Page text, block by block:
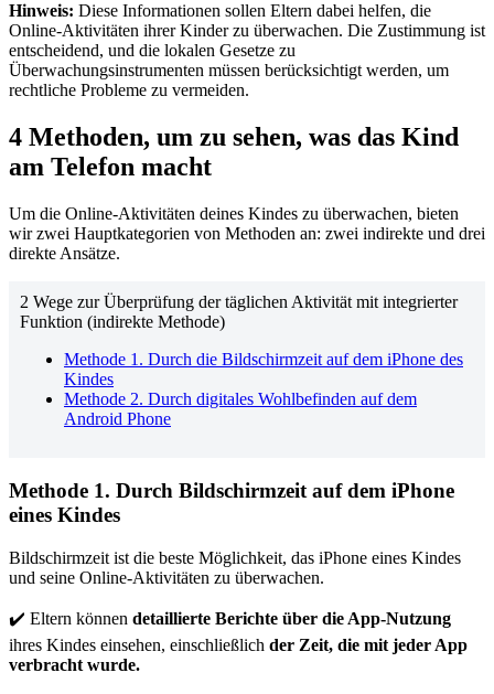
Hinweis: Diese Informationen sollen Eltern dabei helfen, die
Online-Aktivitäten ihrer Kinder zu überwachen. Die Zustimmung ist
entscheidend, und die lokalen Gesetze zu
Überwachungsinstrumenten müssen berücksichtigt werden, um
rechtliche Probleme zu vermeiden.
4 Methoden, um zu sehen, was das Kind
am Telefon macht
Um die Online-Aktivitäten deines Kindes zu überwachen, bieten
wir zwei Hauptkategorien von Methoden an: zwei indirekte und drei
direkte Ansätze.
2 Wege zur Überprüfung der täglichen Aktivität mit integrierter
Funktion (indirekte Methode)
Methode 1. Durch die Bildschirmzeit auf dem iPhone des
Kindes
Methode 2. Durch digitales Wohlbefinden auf dem
Android Phone
Methode 1. Durch Bildschirmzeit auf dem iPhone
eines Kindes
Bildschirmzeit ist die beste Möglichkeit, das iPhone eines Kindes
und seine Online-Aktivitäten zu überwachen.
✔️ Eltern können detaillierte Berichte über die App-Nutzung
ihres Kindes einsehen, einschließlich der Zeit, die mit jeder App
verbracht wurde.